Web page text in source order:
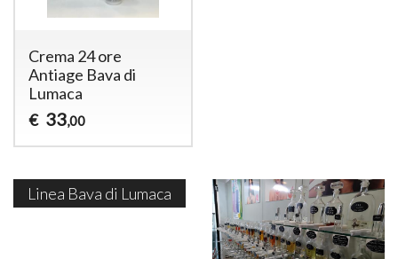
Crema 24 ore
Antiage Bava di
Lumaca
€ 33,00
Linea Bava di Lumaca